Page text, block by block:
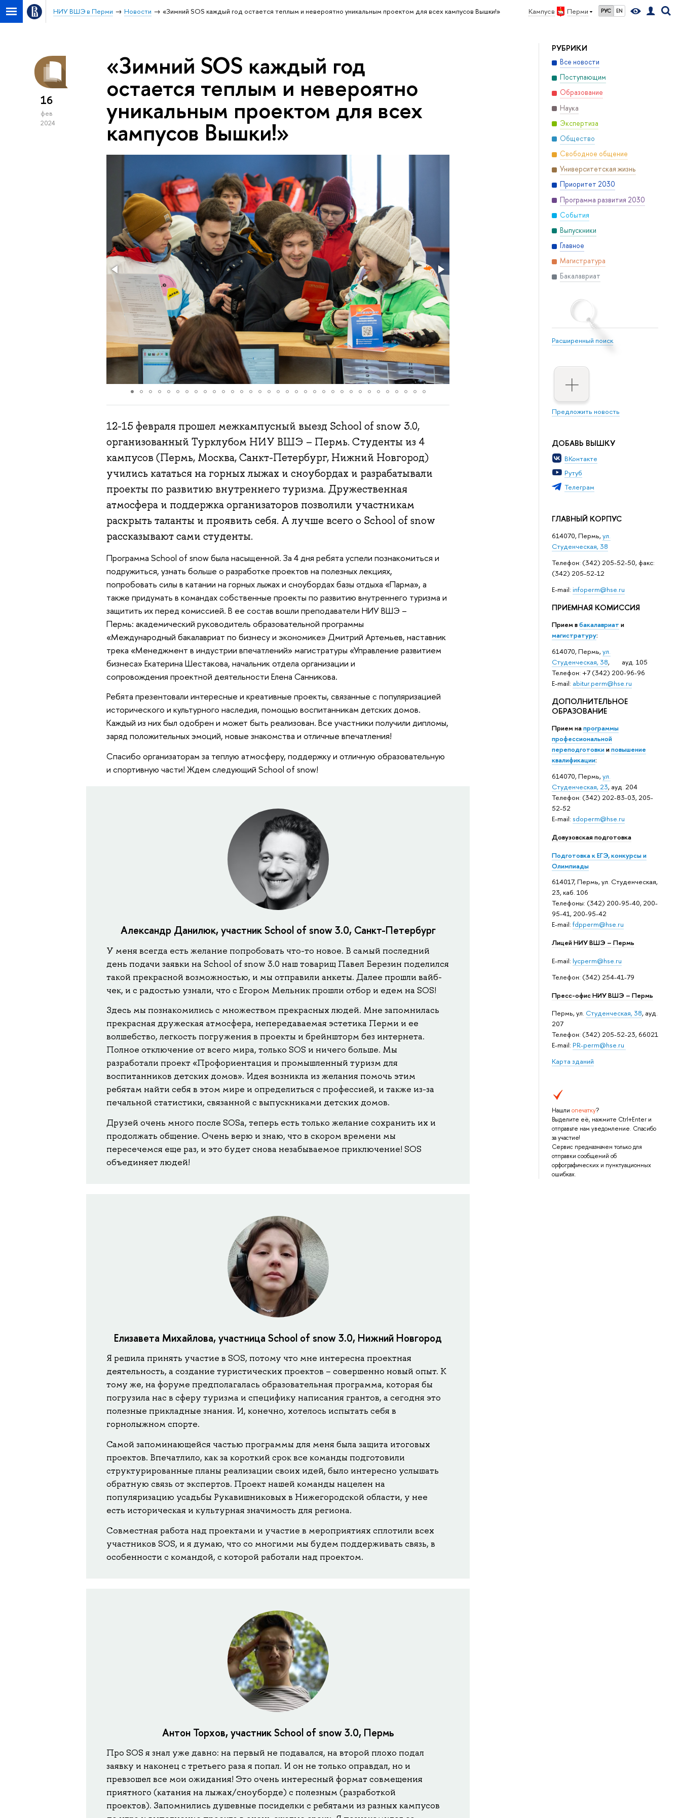
Кампус в Перми РУС EN
НИУ ВШЭ в Перми Новости «Зимний SOS каждый год остается теплым и невероятно уникальным проектом для всех кампусов Вышки!»
РУБРИКИ
Все новости
Поступающим
Образование
Наука
Экспертиза
Общество
Свободное общение
Университетская жизнь
Приоритет 2030
Программа развития 2030
События
Выпускники
Главное
Магистратура
Бакалавриат
Расширенный поиск
Предложить новость
ДОБАВЬ ВЫШКУ
ВКонтакте
Рутуб
Телеграм
ГЛАВНЫЙ КОРПУС
614070, Пермь,ул.
Студенческая, 38
Телефон: (342) 205-52-50, факс:
(342) 205-52-12
Е-mail: infoperm@hse.ru
ПРИЕМНАЯ КОМИССИЯ
Прием вбакалавриат и
магистратуру:
614070, Пермь,ул.
Студенческая, 38, ауд. 105
Телефон: +7 (342) 200-96-96
E-mail: abitur.perm@hse.ru
ДОПОЛНИТЕЛЬНОЕ
ОБРАЗОВАНИЕ
Прием напрограммы
профессиональной
переподготовкииповышение
квалификации:
614070, Пермь,ул.
Студенческая, 23, ауд. 204
Телефон: (342) 202-83-03, 205-
52-52
E-mail: sdoperm@hse.ru
Довузовская подготовка
Подготовка к ЕГЭ, конкурсы и
Олимпиады
614017, Пермь, ул. Студенческая,
23, каб. 106
Телефоны: (342) 200-95-40, 200-
95-41, 200-95-42
E-mail: fdpperm@hse.ru
Лицей НИУ ВШЭ – Пермь
E-mail: lycperm@hse.ru
Телефон: (342) 254-41-79
Пресс-офис НИУ ВШЭ – Пермь
Пермь, ул. Студенческая, 38, ауд.
207
Телефон: (342) 205-52-23, 66021
E-mail: PR-perm@hse.ru
Карта зданий
Нашли опечатку?
Выделите её, нажмите Ctrl+Enter и
отправьте нам уведомление. Спасибо
за участие!
Сервис предназначен только для
отправки сообщений об
орфографических и пунктуационных
ошибках.
16
фев
2024
«Зимний SOS каждый год
остается теплым и невероятно
уникальным проектом для всех
кампусов Вышки!»
12-15 февраля прошел межкампусный выезд School of snow 3.0,
организованный Турклубом НИУ ВШЭ – Пермь. Студенты из 4
кампусов (Пермь, Москва, Санкт-Петербург, Нижний Новгород)
учились кататься на горных лыжах и сноубордах и разрабатывали
проекты по развитию внутреннего туризма. Дружественная
атмосфера и поддержка организаторов позволили участникам
раскрыть таланты и проявить себя. А лучше всего о School of snow
рассказывают сами студенты.
Программа School of snow была насыщенной. За 4 дня ребята успели познакомиться и
подружиться, узнать больше о разработке проектов на полезных лекциях,
попробовать силы в катании на горных лыжах и сноубордах базы отдыха «Парма», а
также придумать в командах собственные проекты по развитию внутреннего туризма и
защитить их перед комиссией. В ее состав вошли преподаватели НИУ ВШЭ –
Пермь: академический руководитель образовательной программы
«Международный бакалавриат по бизнесу и экономике» Дмитрий Артемьев, наставник
трека «Менеджмент в индустрии впечатлений» магистратуры «Управление развитием
бизнеса» Екатерина Шестакова, начальник отдела организации и
сопровождения проектной деятельности Елена Санникова.
Ребята презентовали интересные и креативные проекты, связанные с популяризацией
исторического и культурного наследия, помощью воспитанникам детских домов.
Каждый из них был одобрен и может быть реализован. Все участники получили дипломы,
заряд положительных эмоций, новые знакомства и отличные впечатления!
Спасибо организаторам за теплую атмосферу, поддержку и отличную образовательную
и спортивную части! Ждем следующий School of snow!
Александр Данилюк, участник School of snow 3.0, Санкт-Петербург
У меня всегда есть желание попробовать что-то новое. В самый последний
день подачи заявки на School of snow 3.0 наш товарищ Павел Березин поделился
такой прекрасной возможностью, и мы отправили анкеты. Далее прошли вайб-
чек, и с радостью узнали, что с Егором Мельник прошли отбор и едем на SOS!
Здесь мы познакомились с множеством прекрасных людей. Мне запомнилась
прекрасная дружеская атмосфера, непередаваемая эстетика Перми и ее
волшебство, легкость погружения в проекты и брейншторм без интернета.
Полное отключение от всего мира, только SOS и ничего больше. Мы
разработали проект «Профориентация и промышленный туризм для
воспитанников детских домов». Идея возникла из желания помочь этим
ребятам найти себя в этом мире и определиться с профессией, и также из-за
печальной статистики, связанной с выпускниками детских домов.
Друзей очень много после SOSa, теперь есть только желание сохранить их и
продолжать общение. Очень верю и знаю, что в скором времени мы
пересечемся еще раз, и это будет снова незабываемое приключение! SOS
объединяет людей!
Елизавета Михайлова, участница School of snow 3.0, Нижний Новгород
Я решила принять участие в SOS, потому что мне интересна проектная
деятельность, а создание туристических проектов – совершенно новый опыт. К
тому же, на форуме предполагалась образовательная программа, которая бы
погрузила нас в сферу туризма и специфику написания грантов, а сегодня это
полезные прикладные знания. И, конечно, хотелось испытать себя в
горнолыжном спорте.
Самой запоминающейся частью программы для меня была защита итоговых
проектов. Впечатлило, как за короткий срок все команды подготовили
структурированные планы реализации своих идей, было интересно услышать
обратную связь от экспертов. Проект нашей команды нацелен на
популяризацию усадьбы Рукавишниковых в Нижегородской области, у нее
есть историческая и культурная значимость для региона.
Совместная работа над проектами и участие в мероприятиях сплотили всех
участников SOS, и я думаю, что со многими мы будем поддерживать связь, в
особенности с командой, с которой работали над проектом.
Антон Торхов, участник School of snow 3.0, Пермь
Про SOS я знал уже давно: на первый не подавался, на второй плохо подал
заявку и наконец с третьего раза я попал. И он не только оправдал, но и
превзошел все мои ожидания! Это очень интересный формат совмещения
приятного (катания на лыжах/сноуборде) с полезным (разработкой
проектов). Запомнились душевные посиделки с ребятами из разных кампусов